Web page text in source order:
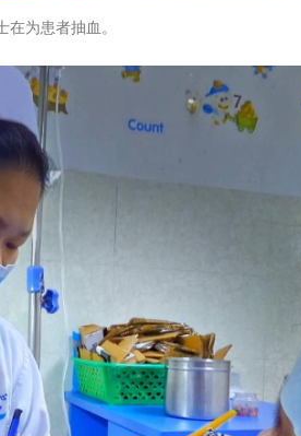
在为患者抽血。